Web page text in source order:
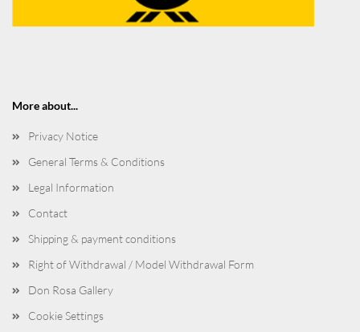
More about...
Privacy Notice
General Terms & Conditions
Legal Information
Contact
Shipping & payment conditions
Right of Withdrawal / Model Withdrawal Form
Don Rosa Gallery
Cookie Settings